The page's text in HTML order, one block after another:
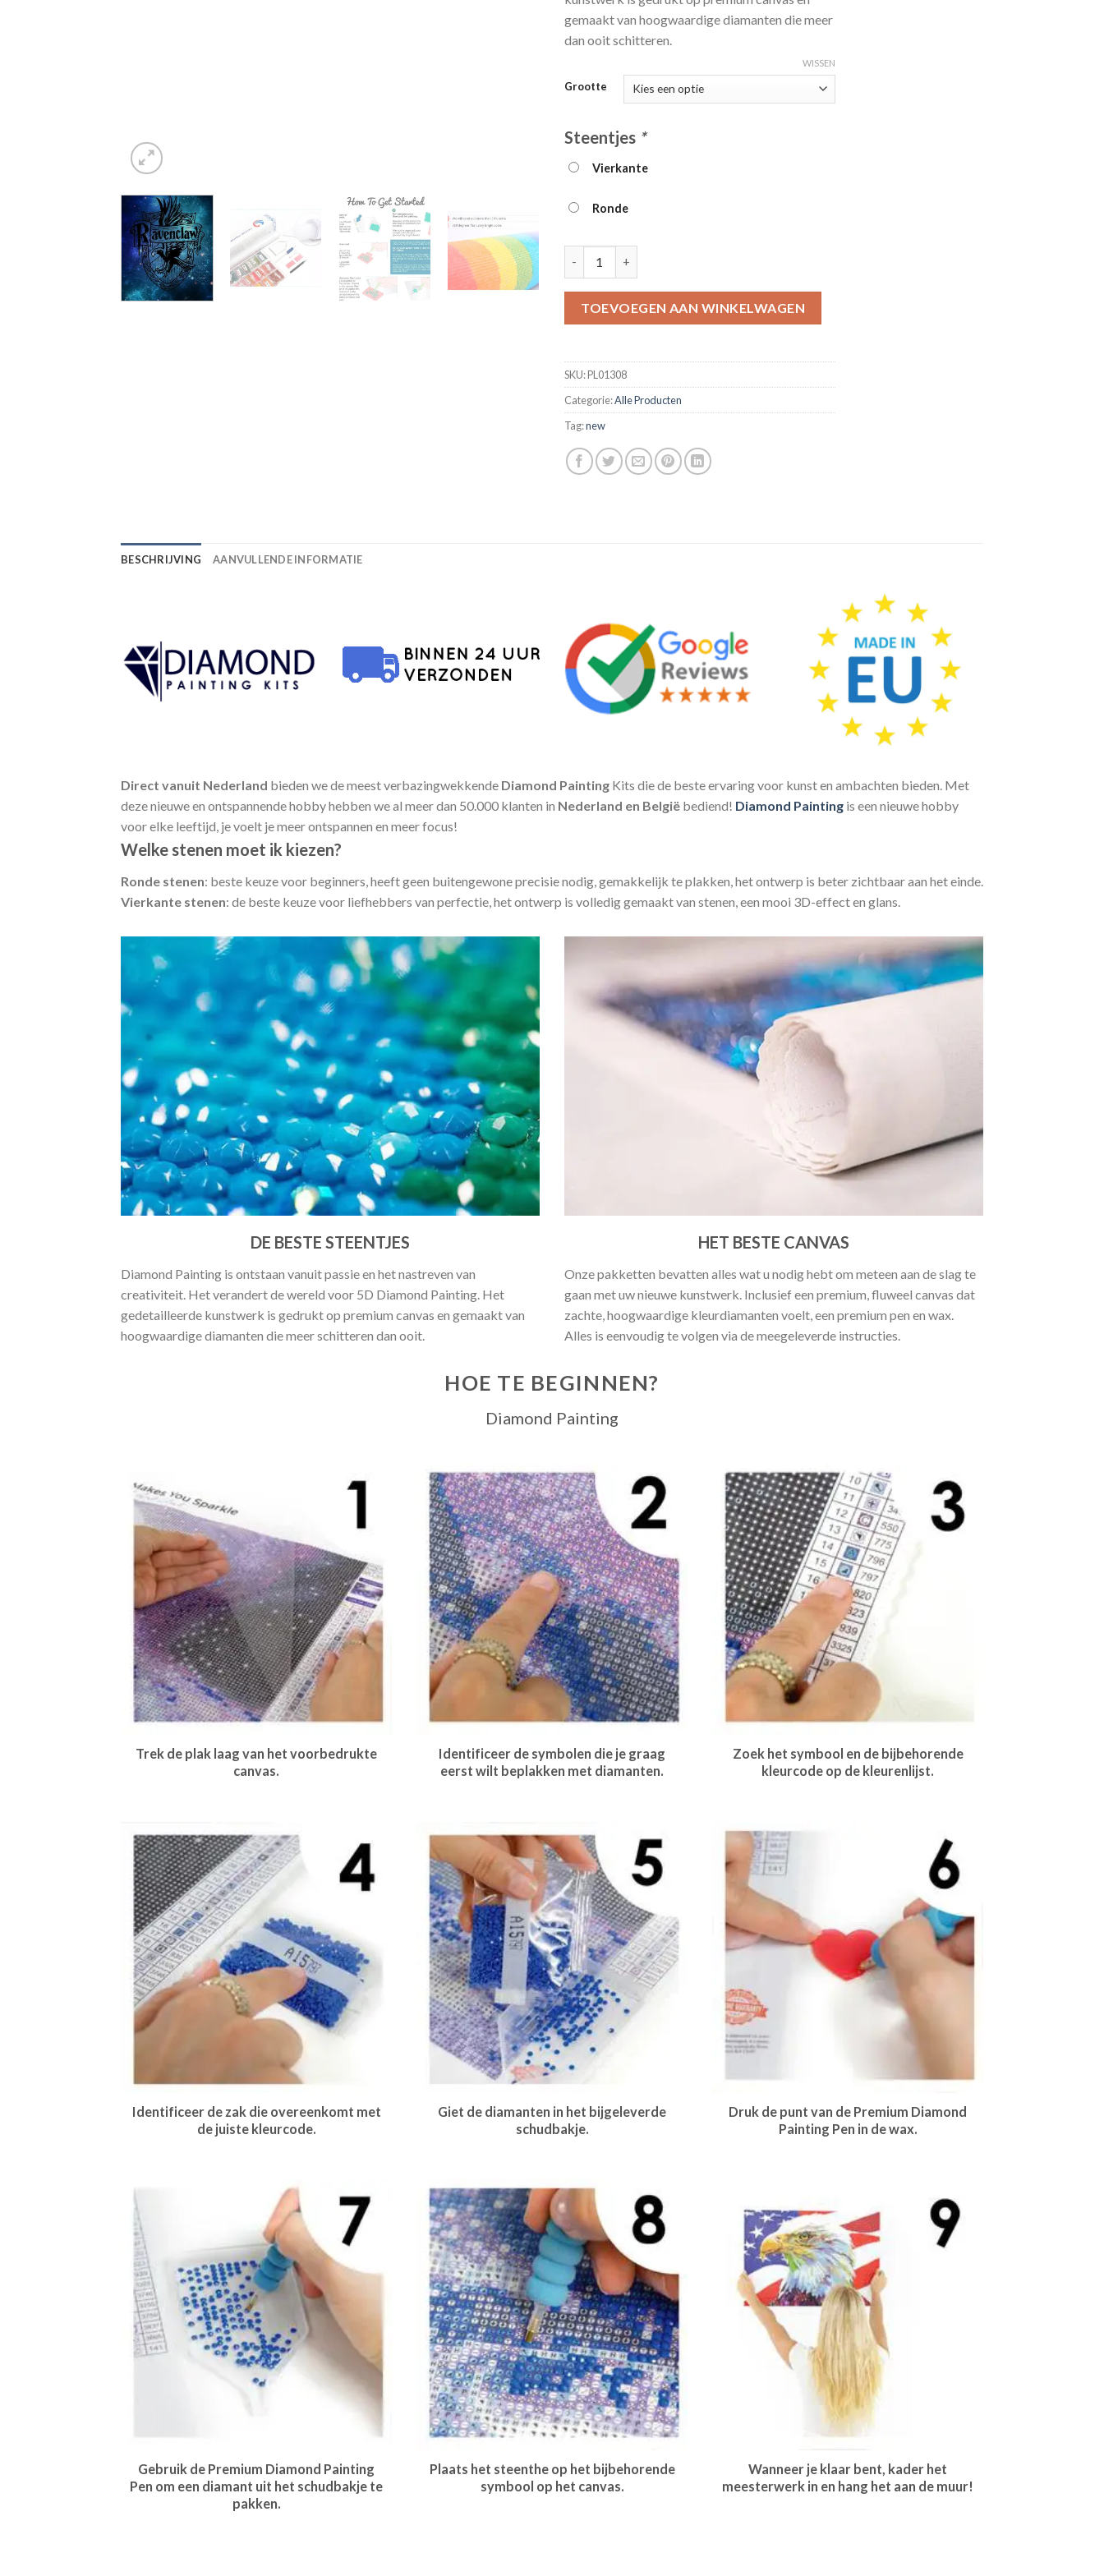
gemaakt van hoogwaardige diamanten die meer
dan ooit schitteren.
Grootte
WISSEN
Steentjes *
Vierkante
Ronde
TOEVOEGEN AAN WINKELWAGEN
SKU:PL01308
Categorie:Alle Producten
Tag:new
BESCHRIJVING AANVULLENDE INFORMATIE
Direct vanuit Nederland bieden we de meest verbazingwekkende Diamond Painting Kits die de beste ervaring voor kunst en ambachten bieden. Met
deze nieuwe en ontspannende hobby hebben we al meer dan 50.000 klanten in Nederland en België bediend! Diamond Painting is een nieuwe hobby
voor elke leeftijd, je voelt je meer ontspannen en meer focus!
Welke stenen moet ik kiezen?
Ronde stenen: beste keuze voor beginners, heeft geen buitengewone precisie nodig, gemakkelijk te plakken, het ontwerp is beter zichtbaar aan het einde.
Vierkante stenen: de beste keuze voor liefhebbers van perfectie, het ontwerp is volledig gemaakt van stenen, een mooi 3D-effect en glans.
DE BESTE STEENTJES
Diamond Painting is ontstaan vanuit passie en het nastreven van
creativiteit. Het verandert de wereld voor 5D Diamond Painting. Het
gedetailleerde kunstwerk is gedrukt op premium canvas en gemaakt van
hoogwaardige diamanten die meer schitteren dan ooit.
HET BESTE CANVAS
Onze pakketten bevatten alles wat u nodig hebt om meteen aan de slag te
gaan met uw nieuwe kunstwerk. Inclusief een premium, fluweel canvas dat
zachte, hoogwaardige kleurdiamanten voelt, een premium pen en wax.
Alles is eenvoudig te volgen via de meegeleverde instructies.
HOE TE BEGINNEN?
Diamond Painting
Trek de plak laag van het voorbedrukte
canvas.
Identificeer de symbolen die je graag
eerst wilt beplakken met diamanten.
Zoek het symbool en de bijbehorende
kleurcode op de kleurenlijst.
Identificeer de zak die overeenkomt met
de juiste kleurcode.
Giet de diamanten in het bijgeleverde
schudbakje.
Druk de punt van de Premium Diamond
Painting Pen in de wax.
Gebruik de Premium Diamond Painting
Pen om een diamant uit het schudbakje te
pakken.
Plaats het steenthe op het bijbehorende
symbool op het canvas.
Wanneer je klaar bent, kader het
meesterwerk in en hang het aan de muur!